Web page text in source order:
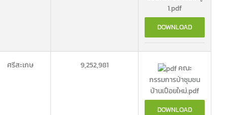
1.pdf
DOWNLOAD
ศรีสะเกษ 9,252,981
คณะ
กรรมการป่าชุมชน
บ้านเปือยใหม่.pdf
DOWNLOAD